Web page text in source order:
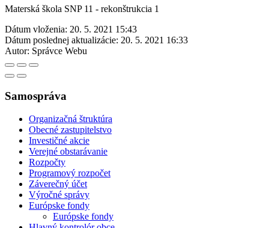
Materská škola SNP 11 - rekonštrukcia 1
Dátum vloženia: 20. 5. 2021 15:43
Dátum poslednej aktualizácie: 20. 5. 2021 16:33
Autor: Správce Webu
Samospráva
Organizačná štruktúra
Obecné zastupitelstvo
Investičné akcie
Verejné obstarávanie
Rozpočty
Programový rozpočet
Záverečný účet
Výročné správy
Európske fondy
Európske fondy